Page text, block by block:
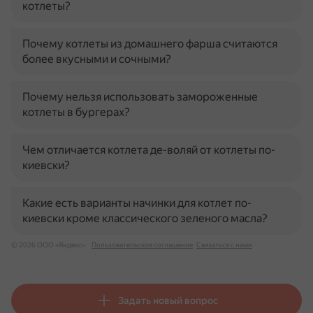
котлеты?
Почему котлеты из домашнего фарша считаются
более вкусными и сочными?
Почему нельзя использовать замороженные
котлеты в бургерах?
Чем отличается котлета де-воляй от котлеты по-
киевски?
Какие есть варианты начинки для котлет по-
киевски кроме классического зеленого масла?
© 2026 ООО «Яндекс» Пользовательское соглашение Связаться с нами
Задать новый вопрос